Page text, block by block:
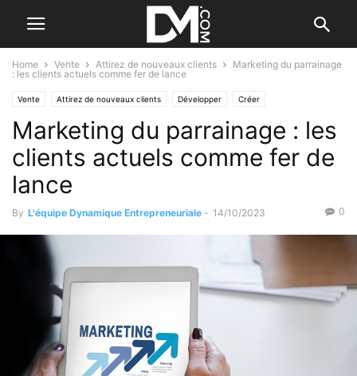
Home Vente Attirez de nouveaux clients
Marketing du parrainage
: les clients actuels comme fer de lance
Vente Attirez de nouveaux clients Développer Créer
Le B.A. BA de la stratégie Les stratégies originales
Tendance Par les nouvelles tendances
Marketing du parrainage : les
clients actuels comme fer de
lance
By L'équipe Dynamique Entrepreneuriale - 14/10/2023 0